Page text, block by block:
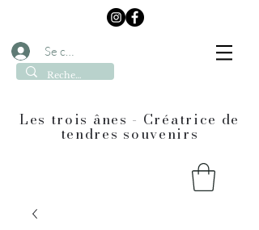
Se connecter
Les trois ânes - Créatrice de
tendres souvenirs